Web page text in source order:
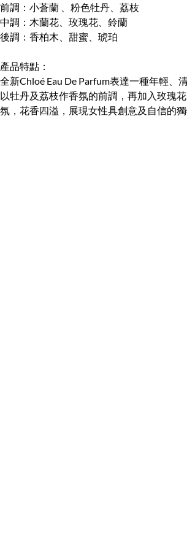
前調：小蒼蘭 、粉色牡丹、荔枝
中調：木蘭花、玫瑰花、鈴蘭
後調：香柏木、甜蜜、琥珀
產品特點：
全新Chloé Eau De Parfum表達一種年輕、
以牡丹及荔枝作香氛的前調，再加入玫瑰
氛，花香四溢，展現女性具創意及自信的獨